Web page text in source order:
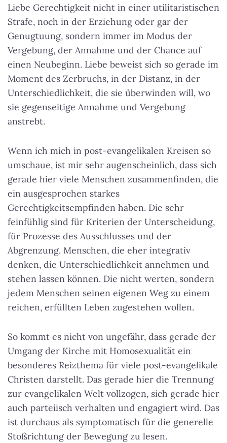
Liebe Gerechtigkeit nicht in einer utilitaristischen
Strafe, noch in der Erziehung oder gar der
Genugtuung, sondern immer im Modus der
Vergebung, der Annahme und der Chance auf
einen Neubeginn. Liebe beweist sich so gerade im
Moment des Zerbruchs, in der Distanz, in der
Unterschiedlichkeit, die sie überwinden will, wo
sie gegenseitige Annahme und Vergebung
anstrebt.
Wenn ich mich in post-evangelikalen Kreisen so
umschaue, ist mir sehr augenscheinlich, dass sich
gerade hier viele Menschen zusammenfinden, die
ein ausgesprochen starkes
Gerechtigkeitsempfinden haben. Die sehr
feinfühlig sind für Kriterien der Unterscheidung,
für Prozesse des Ausschlusses und der
Abgrenzung. Menschen, die eher integrativ
denken, die Unterschiedlichkeit annehmen und
stehen lassen können. Die nicht werten, sondern
jedem Menschen seinen eigenen Weg zu einem
reichen, erfüllten Leben zugestehen wollen.
So kommt es nicht von ungefähr, dass gerade der
Umgang der Kirche mit Homosexualität ein
besonderes Reizthema für viele post-evangelikale
Christen darstellt. Das gerade hier die Trennung
zur evangelikalen Welt vollzogen, sich gerade hier
auch parteiisch verhalten und engagiert wird. Das
ist durchaus als symptomatisch für die generelle
Stoßrichtung der Bewegung zu lesen.